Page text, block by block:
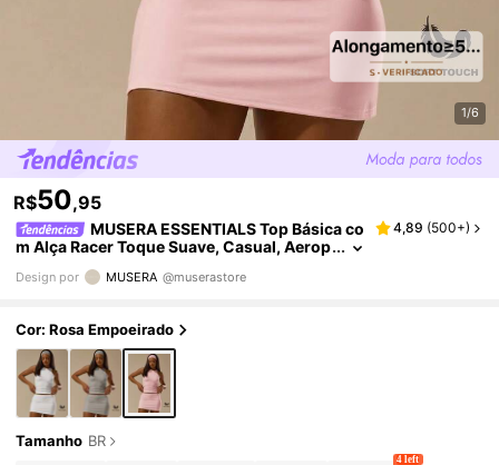
1/6
R$50,95
MUSERA ESSENTIALS Top Básica co
m Alça Racer Toque Suave, Casual, Aerop
mavera, Verão
4,89 (500+)
Design por MUSERA @muserastore
Cor: Rosa Empoeirado
Tamanho BR
4 left